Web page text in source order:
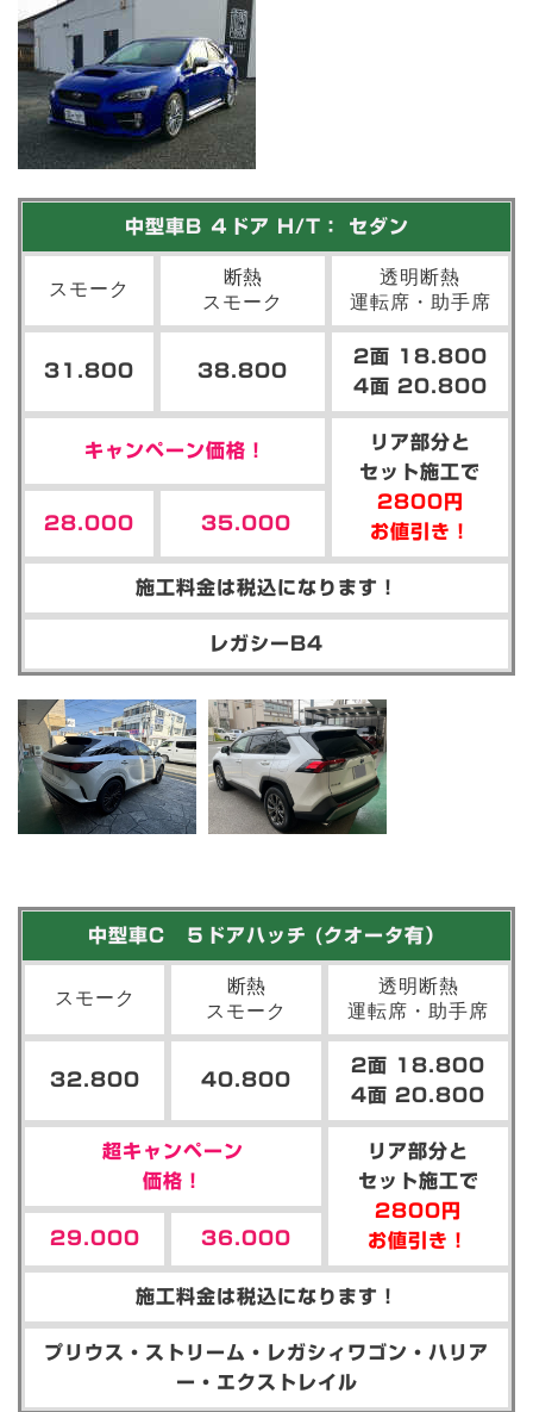
中型車B ４ドア H/T： セダン
スモーク
断熱
スモーク
透明断熱
運転席・助手席
31.800 38.800
2面 18.800
4面 20.800
キャンペーン価格！
リア部分と
セット施工で
2800円
お値引き！
28.000 35.000
施工料金は税込になります！
レガシーB4
中型車C ５ドアハッチ (クオータ有）
スモーク
断熱
スモーク
透明断熱
運転席・助手席
32.800 40.800
2面 18.800
4面 20.800
超キャンペーン
価格！
リア部分と
セット施工で
2800円
お値引き！
29.000 36.000
施工料金は税込になります！
プリウス・ストリーム・レガシィワゴン・ハリア
ー・エクストレイル